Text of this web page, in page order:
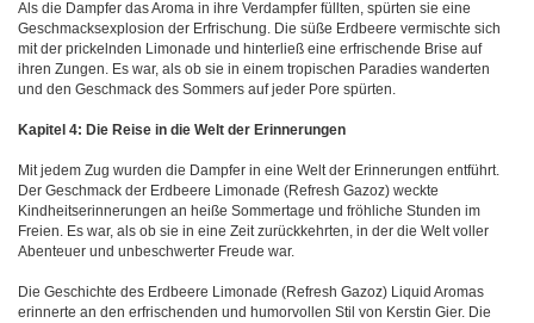
Als die Dampfer das Aroma in ihre Verdampfer füllten, spürten sie eine
Geschmacksexplosion der Erfrischung. Die süße Erdbeere vermischte sich
mit der prickelnden Limonade und hinterließ eine erfrischende Brise auf
ihren Zungen. Es war, als ob sie in einem tropischen Paradies wanderten
und den Geschmack des Sommers auf jeder Pore spürten.
Kapitel 4: Die Reise in die Welt der Erinnerungen
Mit jedem Zug wurden die Dampfer in eine Welt der Erinnerungen entführt.
Der Geschmack der Erdbeere Limonade (Refresh Gazoz) weckte
Kindheitserinnerungen an heiße Sommertage und fröhliche Stunden im
Freien. Es war, als ob sie in eine Zeit zurückkehrten, in der die Welt voller
Abenteuer und unbeschwerter Freude war.
Die Geschichte des Erdbeere Limonade (Refresh Gazoz) Liquid Aromas
erinnerte an den erfrischenden und humorvollen Stil von Kerstin Gier. Die